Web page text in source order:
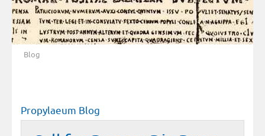
Blog
Propylaeum Blog